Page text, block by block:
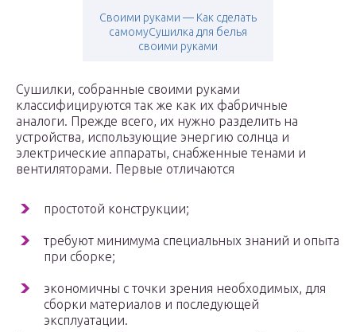
Своими руками — Как сделать
самомуСушилка для белья
своими руками
Сушилки, собранные своими руками
классифицируются так же как их фабричные
аналоги. Прежде всего, их нужно разделить на
устройства, использующие энергию солнца и
электрические аппараты, снабженные тенами и
вентиляторами. Первые отличаются
простотой конструкции;
требуют минимума специальных знаний и опыта
при сборке;
экономичны с точки зрения необходимых, для
сборки материалов и последующей
эксплуатации.